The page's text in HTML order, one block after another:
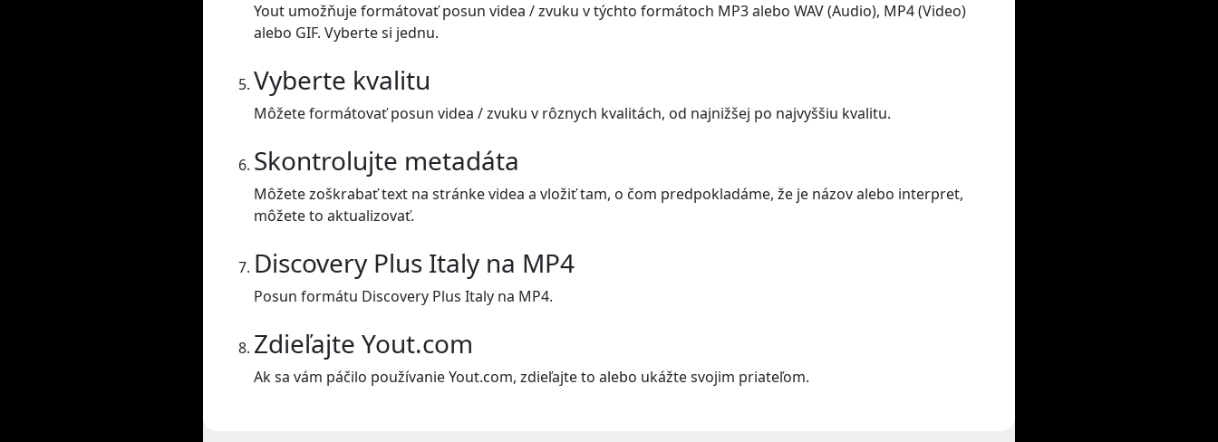
Yout umožňuje formátovať posun videa / zvuku v týchto formátoch MP3 alebo WAV (Audio), MP4 (Video)
alebo GIF. Vyberte si jednu.
Vyberte kvalitu
Môžete formátovať posun videa / zvuku v rôznych kvalitách, od najnižšej po najvyššiu kvalitu.
Skontrolujte metadáta
Môžete zoškrabať text na stránke videa a vložiť tam, o čom predpokladáme, že je názov alebo interpret,
môžete to aktualizovať.
Discovery Plus Italy na MP4
Posun formátu Discovery Plus Italy na MP4.
Zdieľajte Yout.com
Ak sa vám páčilo používanie Yout.com, zdieľajte to alebo ukážte svojim priateľom.